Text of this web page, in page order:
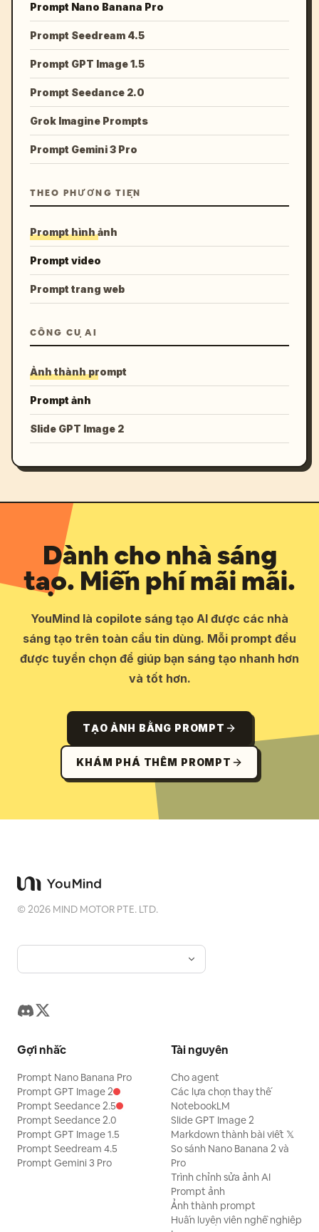
Prompt Nano Banana Pro
Prompt Seedream 4.5
Prompt GPT Image 1.5
Prompt Seedance 2.0
Grok Imagine Prompts
Prompt Gemini 3 Pro
THEO PHƯƠNG TIỆN
Prompt hình ảnh
Prompt video
Prompt trang web
CÔNG CỤ AI
Ảnh thành prompt
Prompt ảnh
Slide GPT Image 2
Dành cho nhà sáng
tạo. Miễn phí mãi mãi.
YouMind là copilote sáng tạo AI được các nhà
sáng tạo trên toàn cầu tin dùng. Mỗi prompt đều
được tuyển chọn để giúp bạn sáng tạo nhanh hơn
và tốt hơn.
TẠO ẢNH BẰNG PROMPT
KHÁM PHÁ THÊM PROMPT
©2026 MIND MOTOR PTE. LTD.
Gợi nhắc
Prompt Nano Banana Pro
Prompt GPT Image 2
Prompt Seedance 2.5
Prompt Seedance 2.0
Prompt GPT Image 1.5
Prompt Seedream 4.5
Prompt Gemini 3 Pro
Tài nguyên
Cho agent
Các lựa chọn thay thế
NotebookLM
Slide GPT Image 2
Markdown thành bài viết 𝕏
So sánh Nano Banana 2 và
Pro
Trình chỉnh sửa ảnh AI
Prompt ảnh
Ảnh thành prompt
Huấn luyện viên nghề nghiệp